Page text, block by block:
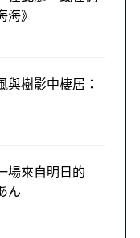
》
與樹影中棲居：
場來自明日的
ん